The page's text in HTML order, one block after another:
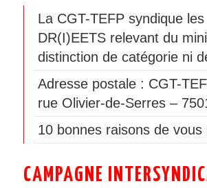
La CGT-TEFP syndique
DR(I)EETS relevant du
distinction de catégorie ni
Adresse postale : CGT-
rue Olivier-de-Serres –
10 bonnes raisons de
CAMPAGNE